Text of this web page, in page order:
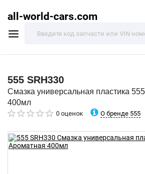
all-world-cars.com
555 SRH330
Смазка универсальная пластика
400мл
0 оценок О бренде 555